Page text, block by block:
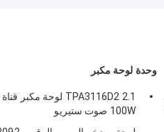
وحدة لوحة مكبر
100W صوت ستيريو